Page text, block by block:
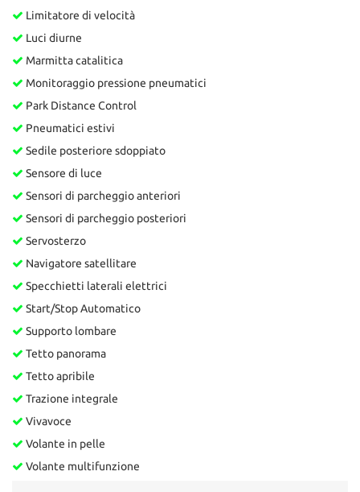
Limitatore di velocità
Luci diurne
Marmitta catalitica
Monitoraggio pressione pneumatici
Park Distance Control
Pneumatici estivi
Sedile posteriore sdoppiato
Sensore di luce
Sensori di parcheggio anteriori
Sensori di parcheggio posteriori
Servosterzo
Navigatore satellitare
Specchietti laterali elettrici
Start/Stop Automatico
Supporto lombare
Tetto panorama
Tetto apribile
Trazione integrale
Vivavoce
Volante in pelle
Volante multifunzione